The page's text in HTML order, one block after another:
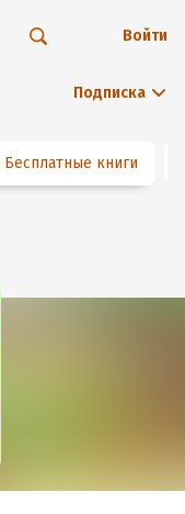
Подписка
Войти
Бесплатные книги